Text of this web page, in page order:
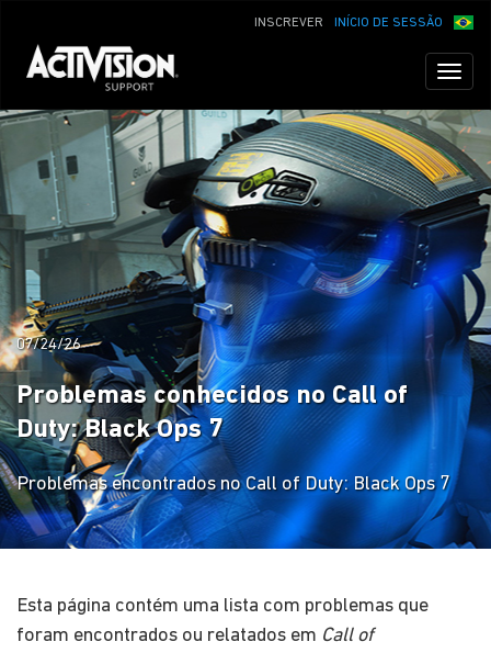
INÍCIO DE SESSÃO
INSCREVER
07/24/26
Problemas conhecidos no Call of
Duty: Black Ops 7
Problemas encontrados no Call of Duty: Black Ops 7
Esta página contém uma lista com problemas que
foram encontrados ou relatados em Call of